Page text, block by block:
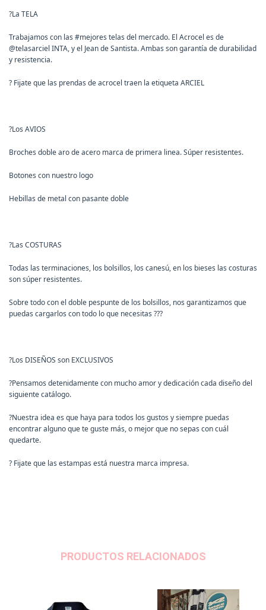
?La TELA
Trabajamos con las #mejores telas del mercado. El Acrocel es de
@telasarciel INTA, y el Jean de Santista. Ambas son garantía de durabilidad
y resistencia.
? Fijate que las prendas de acrocel traen la etiqueta ARCIEL
?Los AVIOS
Broches doble aro de acero marca de primera linea. Súper resistentes.
Botones con nuestro logo
Hebillas de metal con pasante doble
?Las COSTURAS
Todas las terminaciones, los bolsillos, los canesú, en los bieses las costuras
son súper resistentes.
Sobre todo con el doble pespunte de los bolsillos, nos garantizamos que
puedas cargarlos con todo lo que necesitas ???
?Los DISEÑOS son EXCLUSIVOS
?Pensamos detenidamente con mucho amor y dedicación cada diseño del
siguiente catálogo.
?Nuestra idea es que haya para todos los gustos y siempre puedas
encontrar alguno que te guste más, o mejor que no sepas con cuál
quedarte.
? Fijate que las estampas está nuestra marca impresa.
PRODUCTOS RELACIONADOS